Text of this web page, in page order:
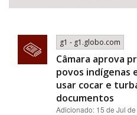
g1 - g1.globo.com
Câmara aprova
povos indígenas
usar cocar e
documentos
Adicionado: 15 de Jul